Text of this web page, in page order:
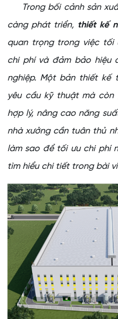
Cheng Yuan – Đơn vị thiết
Ưu điểm khi lựa chọn
Trong bối cảnh sản
càng phát triển, thiết kế
quan trọng trong việc tối
chi phí và đảm bảo hiệu
nghiệp. Một bản thiết kế
yêu cầu kỹ thuật mà
hợp lý, nâng cao năng
nhà xưởng cần tuân thủ
làm sao để tối ưu chi phí
tìm hiểu chi tiết trong bài